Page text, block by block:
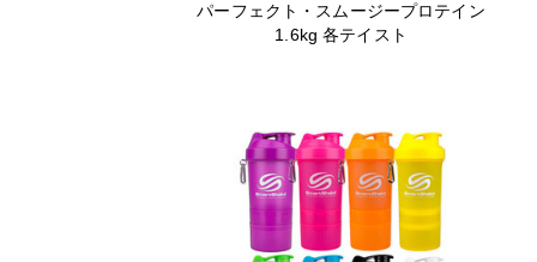
パーフェクト・スムージープロテイン
1.6kg 各テイスト